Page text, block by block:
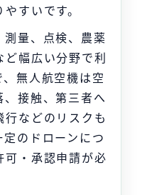
すいです。
量、点検、農薬
幅広い分野で利
無人航空機は空
接触、第三者へ
などのリスクも
のドローンにつ
可・承認申請が必